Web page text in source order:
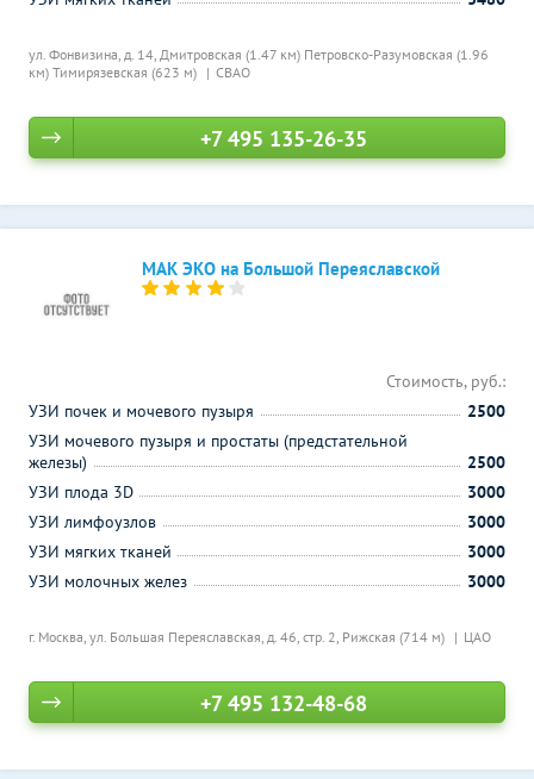
ул. Фонвизина, д. 14, Дмитровская (1.47 км) Петровско-Разумовская (1.96
км) Тимирязевская (623 м) СВАО
+7 495 135-26-35
МАК ЭКО на Большой Переяславской
г. Москва, ул. Большая Переяславская, д. 46, стр. 2, Рижская (714 м) ЦАО
Стоимость, руб.:
УЗИ почек и мочевого пузыря
2500
УЗИ мочевого пузыря и простаты (предстательной
железы)
2500
УЗИ плода 3D
3000
УЗИ лимфоузлов
3000
УЗИ мягких тканей
3000
УЗИ молочных желез
3000
+7 495 132-48-68